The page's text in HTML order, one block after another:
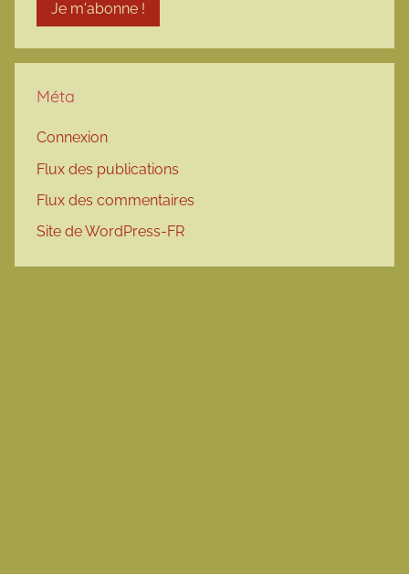
Méta
Connexion
Flux des publications
Flux des commentaires
Site de WordPress-FR